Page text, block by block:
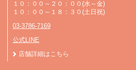
１０：００～２０：００(水～金)
１０：００～１８：３０(土日祝)
03-3786-7169
公式LINE
店舗詳細はこちら